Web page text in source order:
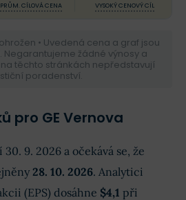
PRŮM. CÍLOVÁ CENA VYSOKÝ CENOVÝ CÍL
• Uvedená cena a graf jsou
Negarantujeme žádné výnosy a
těchto stránkách nepředstavují
poradenství.
pro GE Vernova
9. 2026 a očekává se, že
28. 10. 2026. Analytici
(EPS) dosáhne $4,1 při